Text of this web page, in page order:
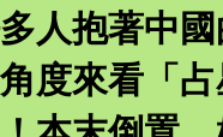
人抱著中
度來看「